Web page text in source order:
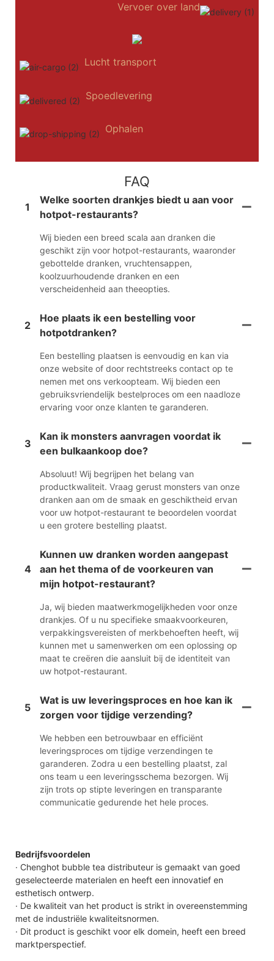
Vervoer over land
Lucht transport
Spoedlevering
Ophalen
FAQ
1
Welke soorten drankjes biedt u aan voor
hotpot-restaurants?
Wij bieden een breed scala aan dranken die
geschikt zijn voor hotpot-restaurants, waaronder
gebottelde dranken, vruchtensappen,
koolzuurhoudende dranken en een
verscheidenheid aan theeopties.
2
Hoe plaats ik een bestelling voor
hotpotdranken?
Een bestelling plaatsen is eenvoudig en kan via
onze website of door rechtstreeks contact op te
nemen met ons verkoopteam. Wij bieden een
gebruiksvriendelijk bestelproces om een ​​naadloze
ervaring voor onze klanten te garanderen.
3
Kan ik monsters aanvragen voordat ik
een bulkaankoop doe?
Absoluut! Wij begrijpen het belang van
productkwaliteit. Vraag gerust monsters van onze
dranken aan om de smaak en geschiktheid ervan
voor uw hotpot-restaurant te beoordelen voordat
u een grotere bestelling plaatst.
4
Kunnen uw dranken worden aangepast
aan het thema of de voorkeuren van
mijn hotpot-restaurant?
Ja, wij bieden maatwerkmogelijkheden voor onze
drankjes. Of u nu specifieke smaakvoorkeuren,
verpakkingsvereisten of merkbehoeften heeft, wij
kunnen met u samenwerken om een ​​oplossing op
maat te creëren die aansluit bij de identiteit van
uw hotpot-restaurant.
5
Wat is uw leveringsproces en hoe kan ik
zorgen voor tijdige verzending?
We hebben een betrouwbaar en efficiënt
leveringsproces om tijdige verzendingen te
garanderen. Zodra u een bestelling plaatst, zal
ons team u een leveringsschema bezorgen. Wij
zijn trots op stipte leveringen en transparante
communicatie gedurende het hele proces.
Bedrijfsvoordelen
· Chenghot bubble tea distributeur is gemaakt van goed
geselecteerde materialen en heeft een innovatief en
esthetisch ontwerp.
· De kwaliteit van het product is strikt in overeenstemming
met de industriële kwaliteitsnormen.
· Dit product is geschikt voor elk domein, heeft een breed
marktperspectief.